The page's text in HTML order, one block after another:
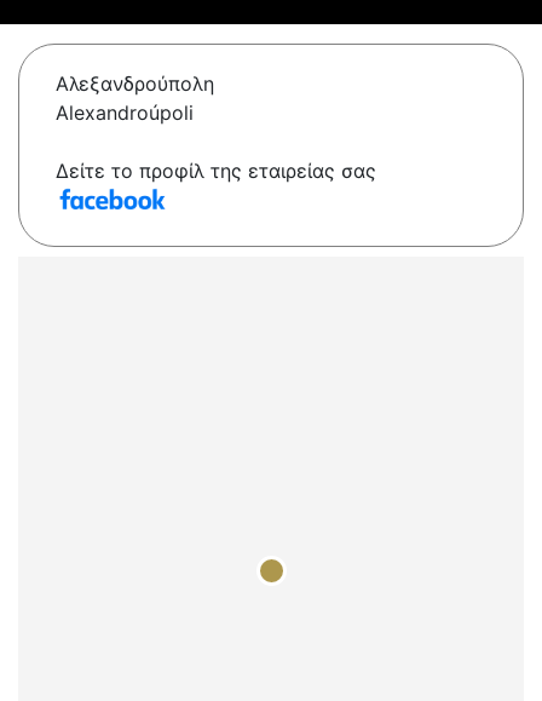
Αλεξανδρούπολη
Alexandroúpoli
Δείτε το προφίλ της εταιρείας σας